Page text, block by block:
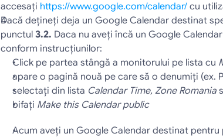
accesaţi https://www.google.com/calendar/ cu
Dacă deţineţi deja un Google Calendar destinat
punctul 3.2. Daca nu aveţi încă un Google
conform instrucţiunilor:
Click pe partea stângă a monitorului pe lista cu
apare o pagină nouă pe care să o denumiţi (ex.
selectaţi din lista Calendar Time, Zone Romania
bifaţi Make this Calendar public
Acum aveţi un Google Calendar destinat